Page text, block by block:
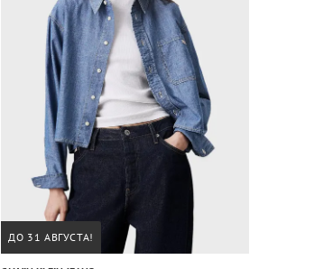
ДО 31 АВГУСТА!